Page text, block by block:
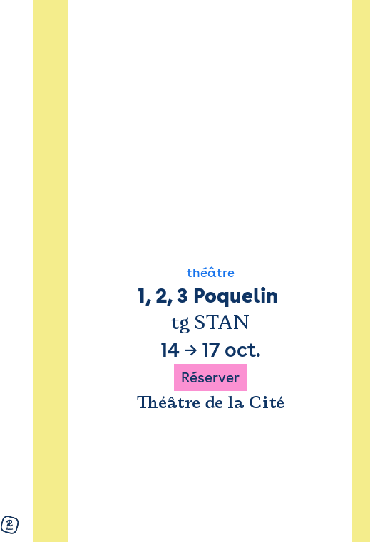
théâtre
1, 2, 3 Poquelin
tg STAN
14→ 17 oct.
Réserver
Théâtre de la Cité